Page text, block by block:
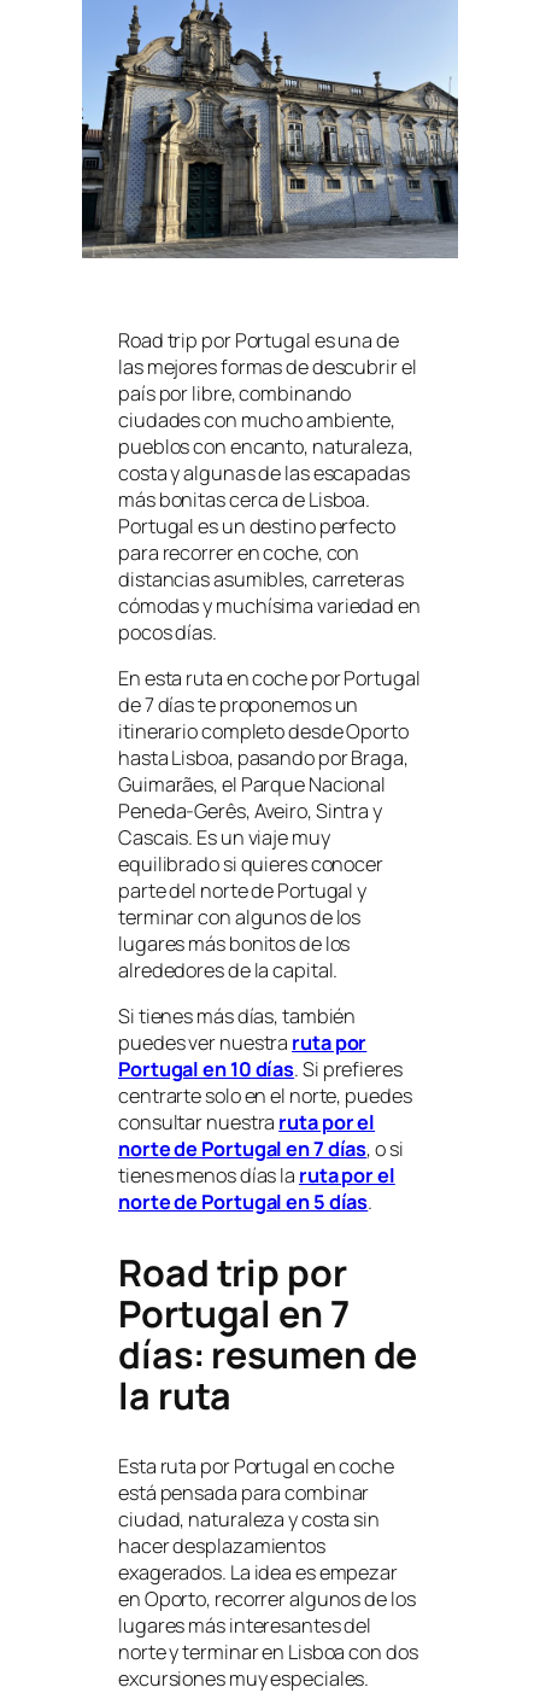
Road trip por Portugal es una de
las mejores formas de descubrir el
país por libre, combinando
ciudades con mucho ambiente,
pueblos con encanto, naturaleza,
costa y algunas de las escapadas
más bonitas cerca de Lisboa.
Portugal es un destino perfecto
para recorrer en coche, con
distancias asumibles, carreteras
cómodas y muchísima variedad en
pocos días.
En esta ruta en coche por Portugal
de 7 días te proponemos un
itinerario completo desde Oporto
hasta Lisboa, pasando por Braga,
Guimarães, el Parque Nacional
Peneda-Gerês, Aveiro, Sintra y
Cascais. Es un viaje muy
equilibrado si quieres conocer
parte del norte de Portugal y
terminar con algunos de los
lugares más bonitos de los
alrededores de la capital.
Si tienes más días, también
puedes ver nuestra ruta por
Portugal en 10 días. Si prefieres
centrarte solo en el norte, puedes
consultar nuestra ruta por el
norte de Portugal en 7 días, o si
tienes menos días la ruta por el
norte de Portugal en 5 días.
Road trip por
Portugal en 7
días: resumen de
la ruta
Esta ruta por Portugal en coche
está pensada para combinar
ciudad, naturaleza y costa sin
hacer desplazamientos
exagerados. La idea es empezar
en Oporto, recorrer algunos de los
lugares más interesantes del
norte y terminar en Lisboa con dos
excursiones muy especiales.